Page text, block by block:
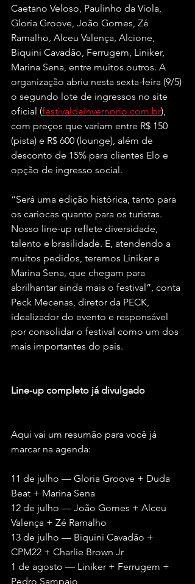
Caetano Veloso, Paulinho da Viola,
Gloria Groove, João Gomes, Zé
Ramalho, Alceu Valença, Alcione,
Biquini Cavadão, Ferrugem, Liniker,
Marina Sena, entre muitos outros. A
organização abriu nesta sexta-feira (9/5)
o segundo lote de ingressos no site
oficial (festivaldeinvernorio.com.br),
com preços que variam entre R$ 150
(pista) e R$ 600 (lounge), além de
desconto de 15% para clientes Elo e
opção de ingresso social.
“Será uma edição histórica, tanto para
os cariocas quanto para os turistas.
Nosso line-up reflete diversidade,
talento e brasilidade. E, atendendo a
muitos pedidos, teremos Liniker e
Marina Sena, que chegam para
abrilhantar ainda mais o festival”, conta
Peck Mecenas, diretor da PECK,
idealizador do evento e responsável
por consolidar o festival como um dos
mais importantes do país.
Line-up completo já divulgado
Aqui vai um resumão para você já
marcar na agenda:
11 de julho — Gloria Groove + Duda
Beat + Marina Sena
12 de julho — João Gomes + Alceu
Valença + Zé Ramalho
13 de julho — Biquini Cavadão +
CPM22 + Charlie Brown Jr
1 de agosto — Liniker + Ferrugem +
Pedro Sampaio